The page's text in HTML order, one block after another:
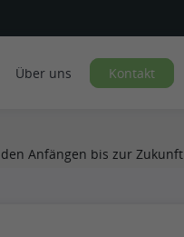
Über uns Kontakt
Anfängen bis zur Zukunft